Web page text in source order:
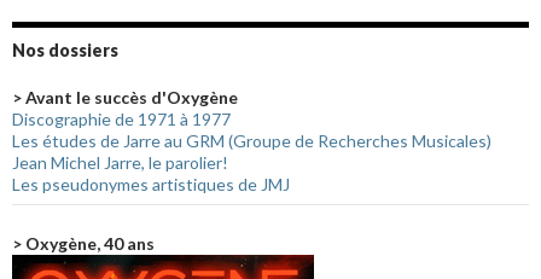
Nos dossiers
> Avant le succès d'Oxygène
Discographie de 1971 à 1977
Les études de Jarre au GRM (Groupe de Recherches Musicales)
Jean Michel Jarre, le parolier!
Les pseudonymes artistiques de JMJ
> Oxygène, 40 ans